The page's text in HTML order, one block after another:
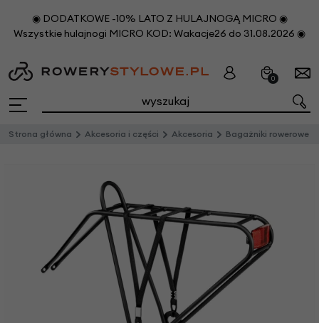
◉ DODATKOWE -10% LATO Z HULAJNOGĄ MICRO ◉
Wszystkie hulajnogi MICRO KOD: Wakacje26 do 31.08.2026 ◉
0
Strona główna Akcesoria i części Akcesoria Bagażniki rowerowe